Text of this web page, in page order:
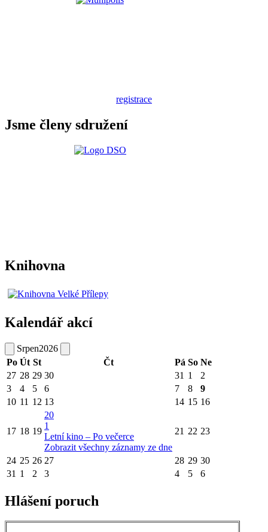
registrace
Jsme členy sdružení
Knihovna
Kalendář akcí
Srpen2026
Po Út St Čt Pá So Ne
27 28 29 30 31 1
2
3
4 5 6 7 8
9
10 11 12 13 14 15 16
17 18 19
20
1
Letní kino – Po večerce
Zobrazit všechny záznamy ze dne
21 22 23
24 25 26 27 28 29 30
31 1 2 3 4 5 6
Hlášení poruch